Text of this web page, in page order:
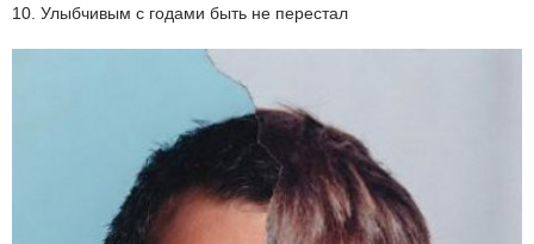
10. Улыбчивым с годами быть не перестал